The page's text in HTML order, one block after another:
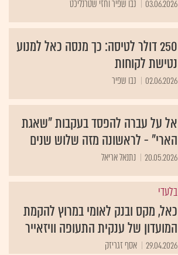
03.06.2026 נבו שפיר וחזי שטרנליכט
250 דולר לטיסה: כך מנסה כאל למנוע
נטישת לקוחות
02.06.2026 נבו שפיר
אל על עברה להפסד בעקבות "שאגת
הארי" - לראשונה מזה שלוש שנים
20.05.2026 נתנאל אריאל
בלעדי
כאל, מקס ובנק לאומי במרוץ להקמת
המועדון של ענקית התעופה וויזאייר
29.04.2026 אסף זגריזק